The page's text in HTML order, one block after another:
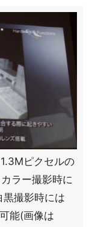
ピクセルの
ラー撮影時に
撮影時には
能(画像は